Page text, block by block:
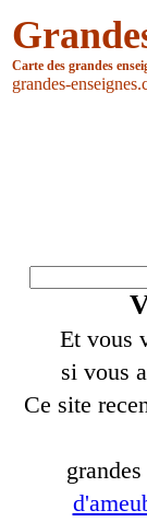
Carte des grandes
grandes-
Et vous
si vous
Ce site